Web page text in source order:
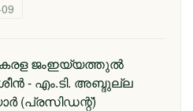
ജംഇയ്യത്തുല്‍
- എം.ടി. അബ്ദുല്ല
(പ്രസിഡന്റ്)